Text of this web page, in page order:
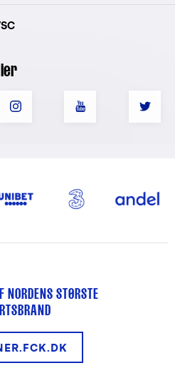
NORDENS STØRSTE